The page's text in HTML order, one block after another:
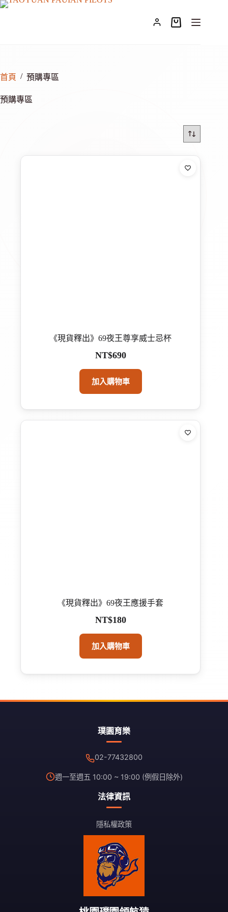
跳
購
首頁 / 預購專區
預購專區
《現貨釋出》69夜王尊享威士忌杯
NT$690
加入購物車
《現貨釋出》69夜王應援手套
NT$180
加入購物車
璞園育樂
02-77432800
週一至週五 10:00 ~ 19:00 (例假日除外)
法律資訊
隱私權政策